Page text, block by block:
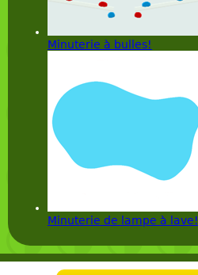
Minuterie à bulles!
Minuterie de lampe à lave!